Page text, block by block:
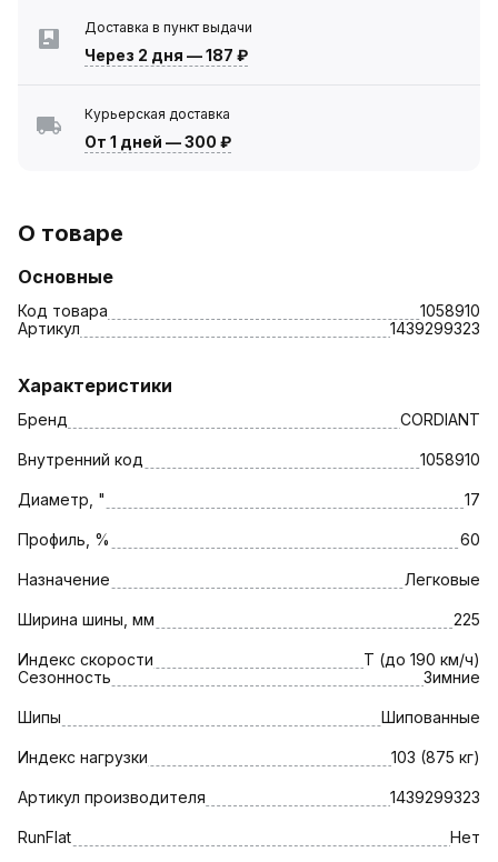
Доставка в пункт выдачи
Через 2 дня —187 ₽
Курьерская доставка
От 1 дней —300 ₽
О товаре
Основные
Код товара
1058910
Артикул
1439299323
Характеристики
Бренд CORDIANT
Внутренний код 1058910
Диаметр, " 17
Профиль, % 60
Назначение Легковые
Ширина шины, мм 225
Индекс скорости
T (до 190 км/ч)
Сезонность
Зимние
Шипы Шипованные
Индекс нагрузки 103 (875 кг)
Артикул производителя 1439299323
RunFlat Нет